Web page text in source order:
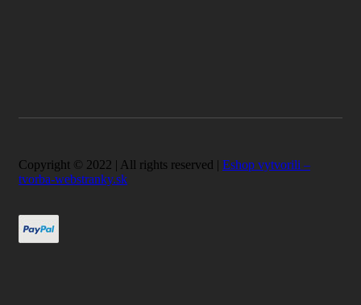
Copyright © 2022 | All rights reserved | Eshop vytvorili –
tvorba-webstranky.sk